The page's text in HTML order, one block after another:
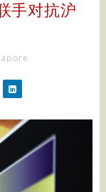
手对抗沪